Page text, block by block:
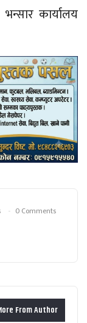
कार्यालय
0 Comments
From Author